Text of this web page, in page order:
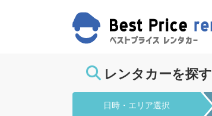
レンタカーを探す
日時・エリア選択